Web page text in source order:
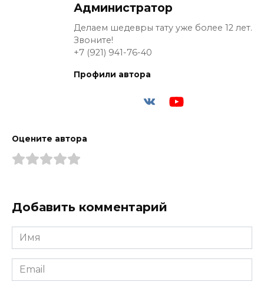
Администратор
Делаем шедевры тату уже более 12 лет.
Звоните!
+7 (921) 941-76-40
Профили автора
Оцените автора
Добавить комментарий
Имя
*
Email
*